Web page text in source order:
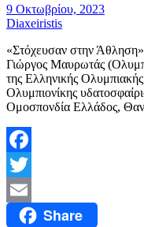
9 Οκτωβρίου, 2023
Diaxeiristis
«Στόχευσαν στην
Γιώργος Μαυρωτάς
της Ελληνικής
Ολυμπιονίκης
Ομοσπονδία Ελλάδος,
Facebook
Twitter
Email Share